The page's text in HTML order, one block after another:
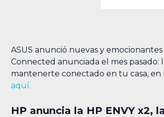
ASUS anunció nuevas y
Connected anunciada el mes pasado:
mantenerte conectado en tu casa, en
aquí.
HP anuncia la HP ENVY x2,